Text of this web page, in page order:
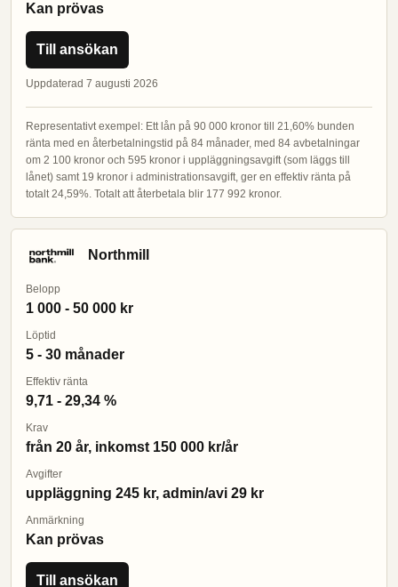
Kan prövas
Till ansökan
Uppdaterad 7 augusti 2026
Representativt exempel: Ett lån på 90 000 kronor till 21,60% bunden
ränta med en återbetalningstid på 84 månader, med 84 avbetalningar
om 2 100 kronor och 595 kronor i uppläggningsavgift (som läggs till
lånet) samt 19 kronor i administrationsavgift, ger en effektiv ränta på
totalt 24,59%. Totalt att återbetala blir 177 992 kronor.
Northmill
Belopp
1 000 - 50 000 kr
Löptid
5 - 30 månader
Effektiv ränta
9,71 - 29,34 %
Krav
från 20 år, inkomst 150 000 kr/år
Avgifter
uppläggning 245 kr, admin/avi 29 kr
Anmärkning
Kan prövas
Till ansökan